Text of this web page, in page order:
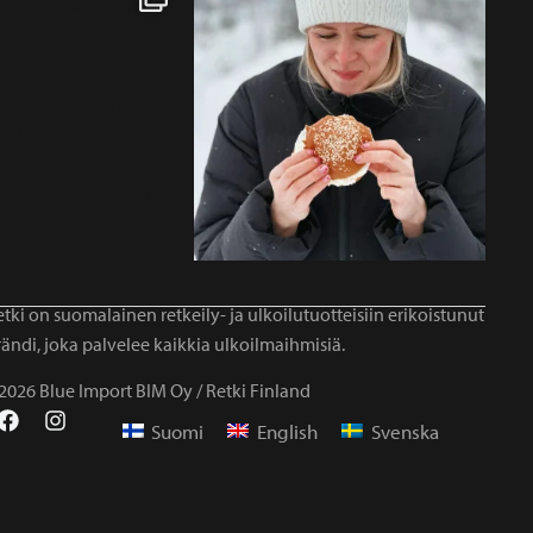
on suomalainen retkeily- ja ulkoilutuotteisiin erikoistunut
joka palvelee kaikkia ulkoilmaihmisiä.
Blue Import BIM Oy / Retki Finland
Suomi English Svenska